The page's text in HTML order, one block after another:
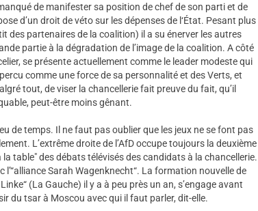
de manifester sa position de chef de son parti et de
d’un droit de véto sur les dépenses de l‘État. Pesant plus
des partenaires de la coalition) il a su énerver les autres
partie à la dégradation de l’image de la coalition. A côté
se présente actuellement comme le leader modeste qui
comme une force de sa personnalité et des Verts, et
tout, de viser la chancellerie fait preuve du fait, qu’il
peut-être moins gênant.
de temps. Il ne faut pas oublier que les jeux ne se font pas
L’extrême droite de l’AfD occupe toujours la deuxième
table" des débats télévisés des candidats à la chancellerie.
l’“alliance Sarah Wagenknecht“. La formation nouvelle de
(La Gauche) il y a à peu près un an, s’engage avant
du tsar à Moscou avec qui il faut parler, dit-elle.